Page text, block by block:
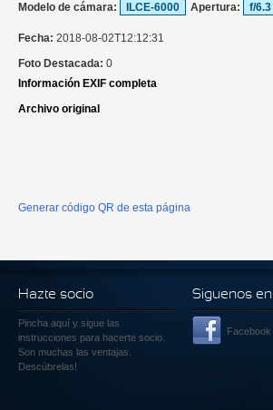
Modelo de cámara: ILCE-6000 Apertura: f/6.3
Fecha: 2018-08-02T12:12:31
Foto Destacada: 0
Información EXIF completa
Archivo original
Generar código QR de esta página
Hazte socio
Pincha aquí y sigue las
instrucciones para hacerte socio.
Son muchas las ventajas.
Descúbrelas!
Siguenos en
Facebook